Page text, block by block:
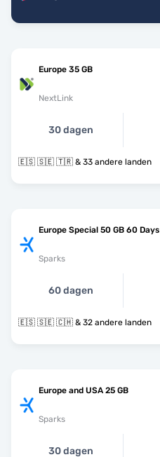
Europe 35 GB
NextLink
30 dagen
🇪🇸 🇸🇪 🇹🇷 & 33 andere landen
Europe Special 50 GB 60 Days
Sparks
60 dagen
🇪🇸 🇸🇪 🇨🇭 & 32 andere landen
Europe and USA 25 GB
Sparks
30 dagen